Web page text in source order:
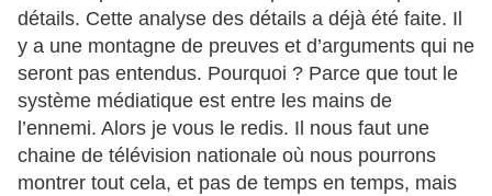
détails. Cette analyse des détails a déjà été faite. Il
y a une montagne de preuves et d’arguments qui ne
seront pas entendus. Pourquoi ? Parce que tout le
système médiatique est entre les mains de
l’ennemi. Alors je vous le redis. Il nous faut une
chaine de télévision nationale où nous pourrons
montrer tout cela, et pas de temps en temps, mais